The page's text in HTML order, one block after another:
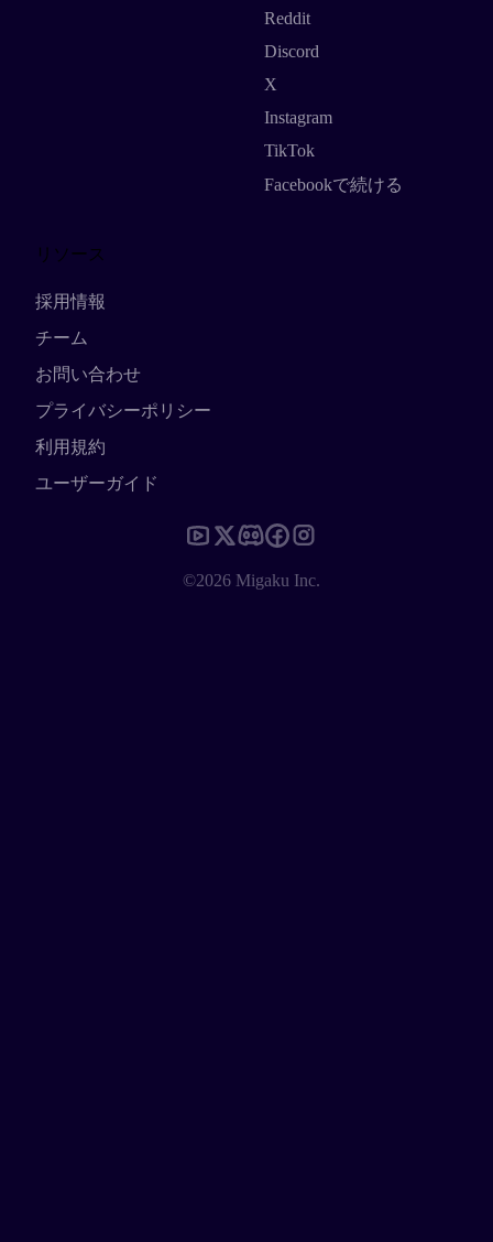
Reddit
Discord
X
Instagram
TikTok
Facebookで続ける
リソース
採用情報
チーム
お問い合わせ
プライバシーポリシー
利用規約
ユーザーガイド
©2026 Migaku Inc.